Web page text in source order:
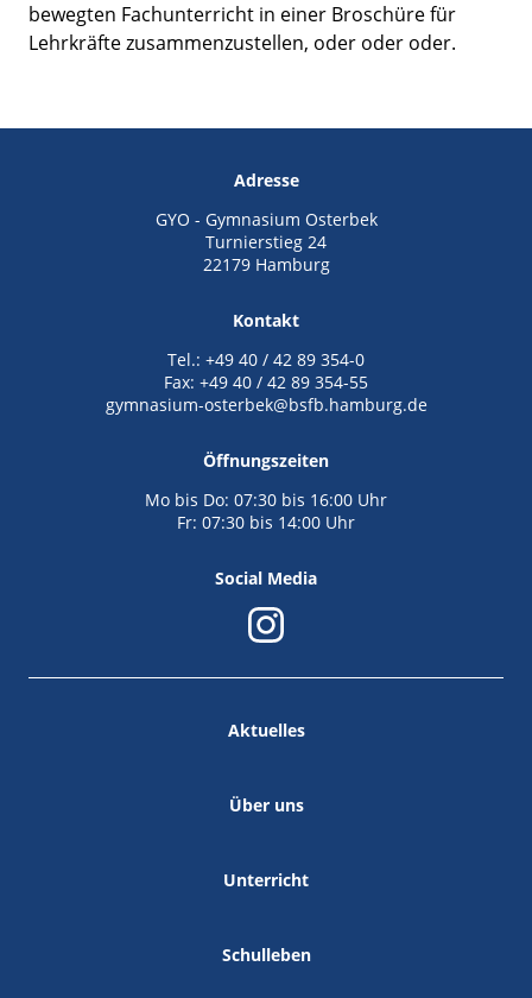
bewegten Fachunterricht in einer Broschüre für
Lehrkräfte zusammenzustellen, oder oder oder.
Adresse
GYO - Gymnasium Osterbek
Turnierstieg 24
22179 Hamburg
Kontakt
Tel.: +49 40 / 42 89 354-0
Fax: +49 40 / 42 89 354-55
gymnasium-osterbek@bsfb.hamburg.de
Öffnungszeiten
Mo bis Do: 07:30 bis 16:00 Uhr
Fr: 07:30 bis 14:00 Uhr
Social Media
Aktuelles
Über uns
Unterricht
Schulleben